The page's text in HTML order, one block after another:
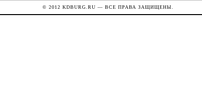
© 2012KDBURG.RU — ВСЕ ПРАВА ЗАЩИЩЕНЫ.